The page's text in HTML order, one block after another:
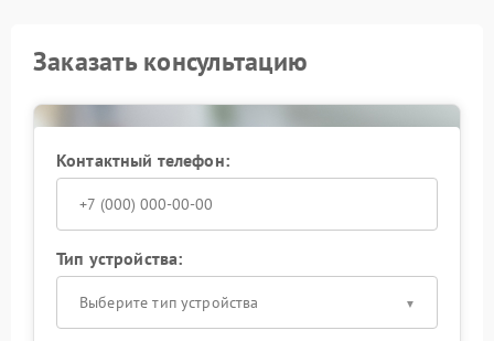
Заказать консультацию
Контактный телефон:
Тип устройства:
Выберите тип устройства